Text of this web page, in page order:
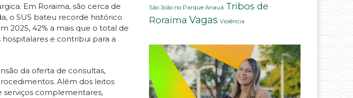
Em Roraima, são cerca de
o SUS bateu recorde histórico
2025, 42% a mais que o total de
e contribui para a
da oferta de consultas,
Além dos leitos
serviços complementares,
São João no Parque Anauá Tribos de
Roraima Vagas Violência